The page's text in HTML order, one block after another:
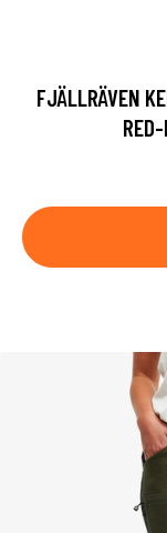
FJÄLLRÄVEN